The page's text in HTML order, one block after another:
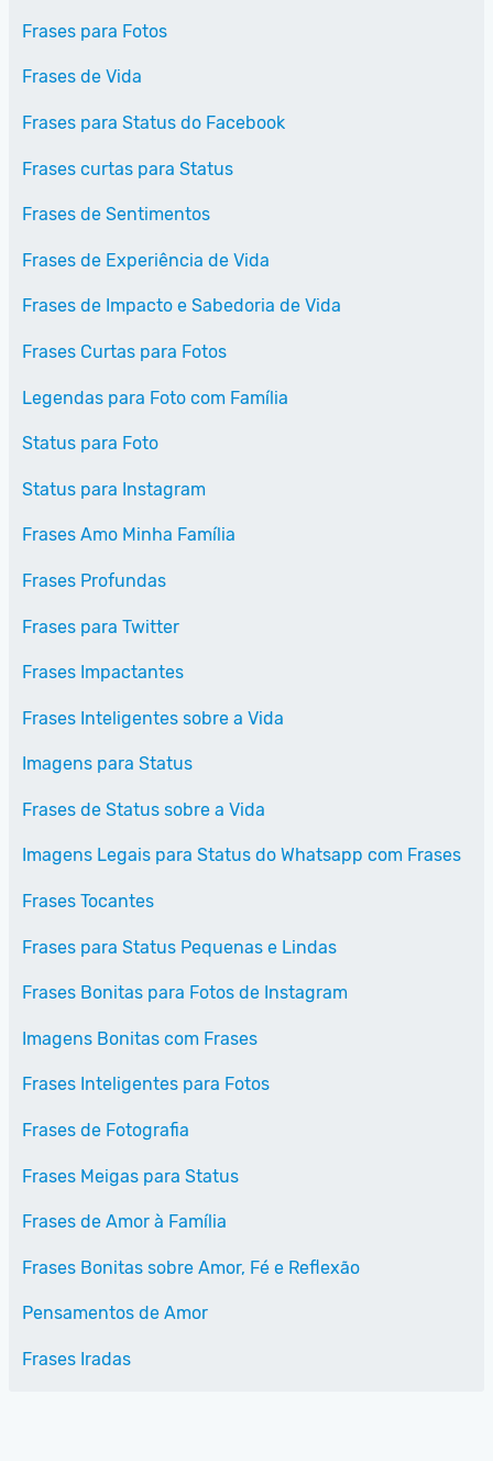
Frases para Fotos
Frases de Vida
Frases para Status do Facebook
Frases curtas para Status
Frases de Sentimentos
Frases de Experiência de Vida
Frases de Impacto e Sabedoria de Vida
Frases Curtas para Fotos
Legendas para Foto com Família
Status para Foto
Status para Instagram
Frases Amo Minha Família
Frases Profundas
Frases para Twitter
Frases Impactantes
Frases Inteligentes sobre a Vida
Imagens para Status
Frases de Status sobre a Vida
Imagens Legais para Status do Whatsapp com Frases
Frases Tocantes
Frases para Status Pequenas e Lindas
Frases Bonitas para Fotos de Instagram
Imagens Bonitas com Frases
Frases Inteligentes para Fotos
Frases de Fotografia
Frases Meigas para Status
Frases de Amor à Família
Frases Bonitas sobre Amor, Fé e Reflexão
Pensamentos de Amor
Frases Iradas